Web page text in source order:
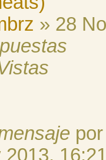
» 28
2013,